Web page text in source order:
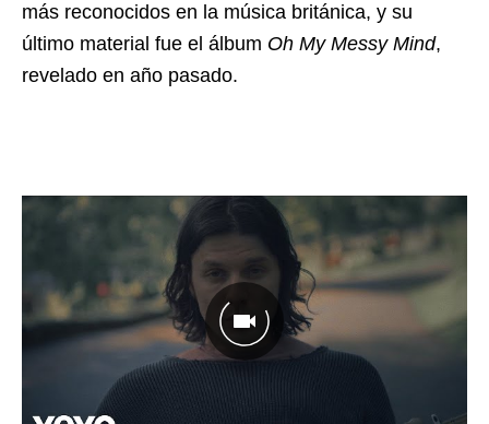
más reconocidos en la música británica, y su
último material fue el álbum Oh My Messy Mind,
revelado en año pasado.